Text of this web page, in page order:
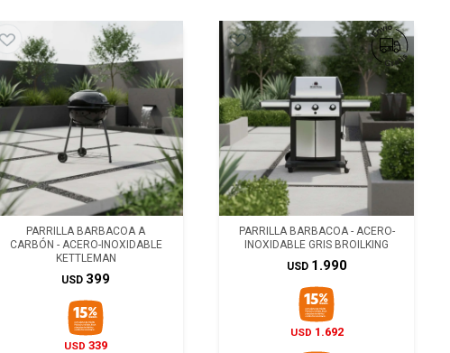
PARRILLA BARBACOA A
CARBÓN - ACERO-INOXIDABLE
KETTLEMAN
USD 399
USD 339
PARRILLA BARBACOA - ACERO-
INOXIDABLE GRIS BROILKING
USD 1.990
USD 1.692